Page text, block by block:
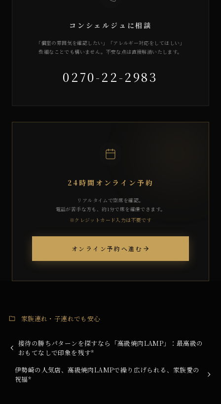
コンシェルジュに相談
「個室の雰囲気を確認したい」「アレルギー対応をしてほしい」
些細なことでも構いません。不安な点は直接解消いたします。
0270-22-2983
24時間オンライン予約
リアルタイムで空席を確認。
電話が苦手な方も、約1分で席を確保できます。
※クレジットカード入力は不要です
オンライン予約へ進む
家族連れ・子連れでも安心
接待の勝ちパターンを探すなら「高級焼肉LAMP」：最高級の
おもてなしで印象を残す*
伊勢崎の人気店、高級焼肉LAMPで繰り広げられる、家族愛の
祝福*